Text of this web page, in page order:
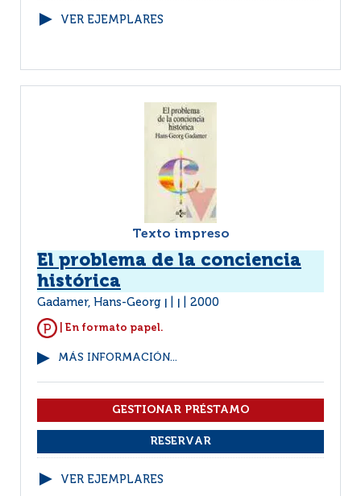
VER EJEMPLARES
Texto impreso
El problema de la conciencia
histórica
Gadamer, Hans-Georg 2000
| En formato papel.
MÁS INFORMACIÓN...
VER EJEMPLARES